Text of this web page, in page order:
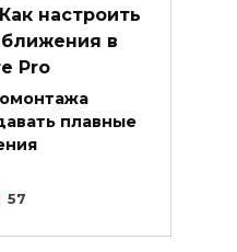
настроить
в
Pro
плавные
57